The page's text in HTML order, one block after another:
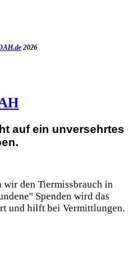
2026
auf ein unversehrtes
wir den Tiermissbrauch in
Spenden wird das
und hilft bei Vermittlungen.